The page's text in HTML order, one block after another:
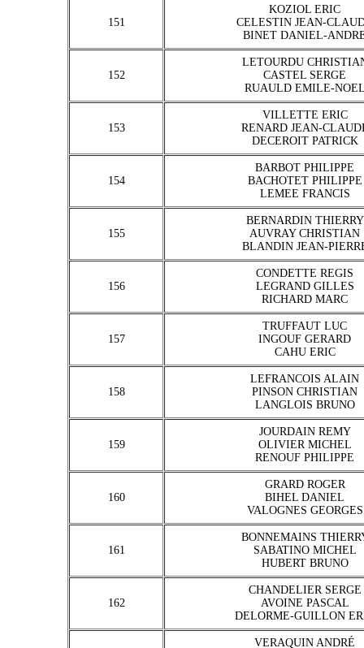
151
KOZIOL ERIC
CELESTIN JEAN-
BINET DANIEL-
152
LETOURDU
CASTEL SERGE
RUAULD EMILE-
153
VILLETTE ERIC
RENARD JEAN-
DECEROIT PATRICK
154
BARBOT PHILIPPE
BACHOTET PHILIPPE
LEMEE FRANCIS
155
BERNARDIN THIERRY
AUVRAY CHRISTIAN
BLANDIN JEAN-
156
CONDETTE REGIS
LEGRAND GILLES
RICHARD MARC
157
TRUFFAUT LUC
INGOUF GERARD
CAHU ERIC
158
LEFRANCOIS ALAIN
PINSON CHRISTIAN
LANGLOIS BRUNO
159
JOURDAIN REMY
OLIVIER MICHEL
RENOUF PHILIPPE
160
GRARD ROGER
BIHEL DANIEL
VALOGNES GEORGES
161
BONNEMAINS
SABATINO MICHEL
HUBERT BRUNO
162
CHANDELIER SERGE
AVOINE PASCAL
DELORME-GUILLON
VERAQUIN ANDRÉ